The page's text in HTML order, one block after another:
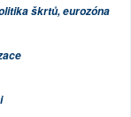
škrtů, eurozóna